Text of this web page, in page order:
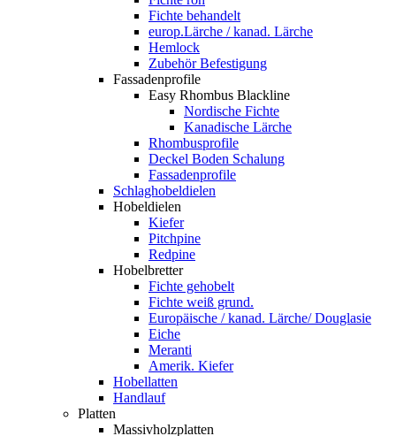
Fichte behandelt
europ.Lärche / kanad. Lärche
Hemlock
Zubehör Befestigung
Fassadenprofile
Easy Rhombus Blackline
Nordische Fichte
Kanadische Lärche
Rhombusprofile
Deckel Boden Schalung
Fassadenprofile
Schlaghobeldielen
Hobeldielen
Kiefer
Pitchpine
Redpine
Hobelbretter
Fichte gehobelt
Fichte weiß grund.
Europäische / kanad. Lärche/ Douglasie
Eiche
Meranti
Amerik. Kiefer
Hobellatten
Handlauf
Platten
Massivholzplatten